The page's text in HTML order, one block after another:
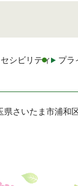
シビリティ プラ
県さいたま市浦和